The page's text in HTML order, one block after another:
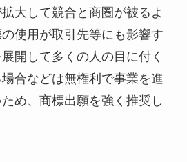
大して競合と商圏が被るよ
使用が取引先等にも影響す
開して多くの人の目に付く
合などは無権利で事業を進
め、商標出願を強く推奨し